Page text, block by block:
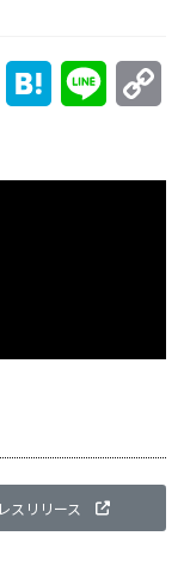
FacebookHatena Line
スリリース